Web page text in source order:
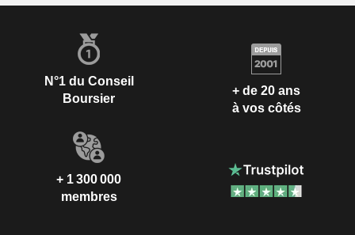
N°1 du Conseil
Boursier
+ de 20 ans
à vos côtés
+ 1 300 000
membres